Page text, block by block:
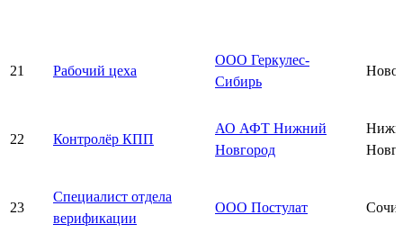
21 Рабочий цеха
ООО Геркулес-
Сибирь
22 Контролёр КПП
АО АФТ Нижний
Новгород
23
Специалист отдела
верификации
ООО Постулат Сочи